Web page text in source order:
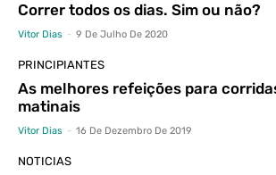
Correr todos os dias. Sim ou não?
Vitor Dias - 9 De Julho De 2020
PRINCIPIANTES
As melhores refeições para
matinais
Vitor Dias - 16 De Dezembro De 2019
NOTICIAS